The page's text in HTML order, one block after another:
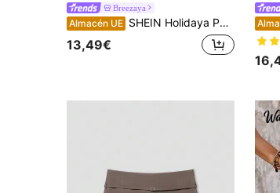
Breezaya
Almacén UE SHEIN Holidaya Pantalones cortos de verano de mujer de nueva confección de algodón y lino, con cordón y dobladillo enrollado, con tejido de textura de algodón y lino, diseño de cintura elástica con cordón, y detalles de dobladillo enrollado, ofreciendo un aspecto relajado pero elegante, adecuado para salidas diarias, vacaciones u ocasiones casuales ligeras, un artículo versátil en la categoría de pantalones cortos casuales con cordón, pantalones elegantes de color caqui y pantalones holgados y estilizadores.
13,49€